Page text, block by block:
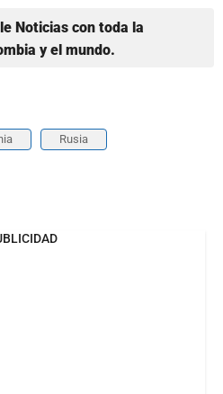
Noticias con toda la
y el mundo.
Rusia